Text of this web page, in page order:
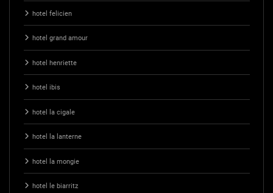
hotel felicien
hotel grand amour
hotel henriette
hotel ibis
hotel la cigale
hotel la lanterne
hotel la mongie
hotel le biarritz